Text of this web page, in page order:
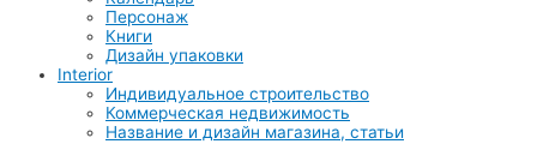
Персонаж
Книги
Дизайн упаковки
Interior
Индивидуальное строительство
Коммерческая недвижимость
Название и дизайн магазина, статьи